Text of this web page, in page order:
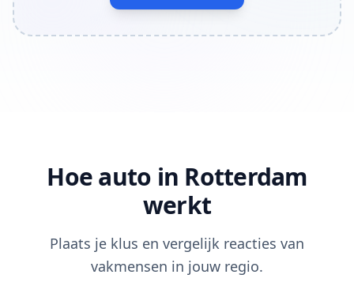
Hoe auto in Rotterdam
werkt
Plaats je klus en vergelijk reacties van
vakmensen in jouw regio.